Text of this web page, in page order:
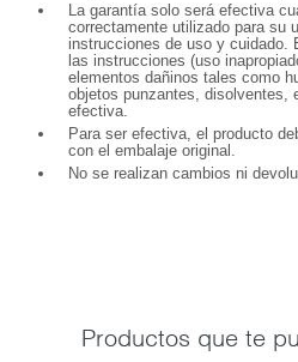
La garantía solo será efectiva
correctamente utilizado para su
instrucciones de uso y cuidado.
las instrucciones (uso
elementos dañinos tales como
objetos punzantes, disolventes,
efectiva.
Para ser efectiva, el producto
con el embalaje original.
No se realizan cambios ni
Productos que te